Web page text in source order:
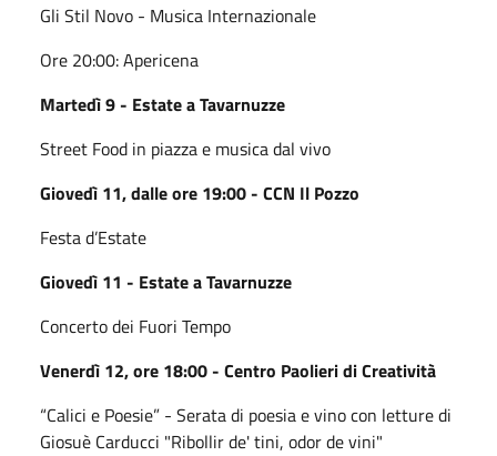
Gli Stil Novo - Musica Internazionale
Ore 20:00: Apericena
Martedì 9 - Estate a Tavarnuzze
Street Food in piazza e musica dal vivo
Giovedì 11, dalle ore 19:00 - CCN Il Pozzo
Festa d’Estate
Giovedì 11 - Estate a Tavarnuzze
Concerto dei Fuori Tempo
Venerdì 12, ore 18:00 - Centro Paolieri di Creatività
“Calici e Poesie” - Serata di poesia e vino con letture di
Giosuè Carducci "Ribollir de' tini, odor de vini"